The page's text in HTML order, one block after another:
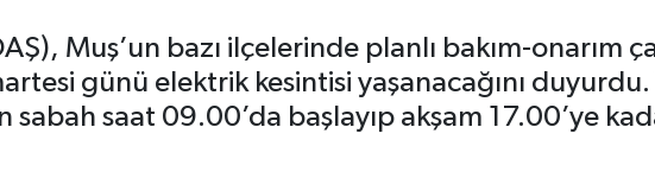
Muş’un bazı ilçelerinde planlı bakım-onarım
günü elektrik kesintisi yaşanacağını duyurdu.
saat 09.00’da başlayıp akşam 17.00’ye